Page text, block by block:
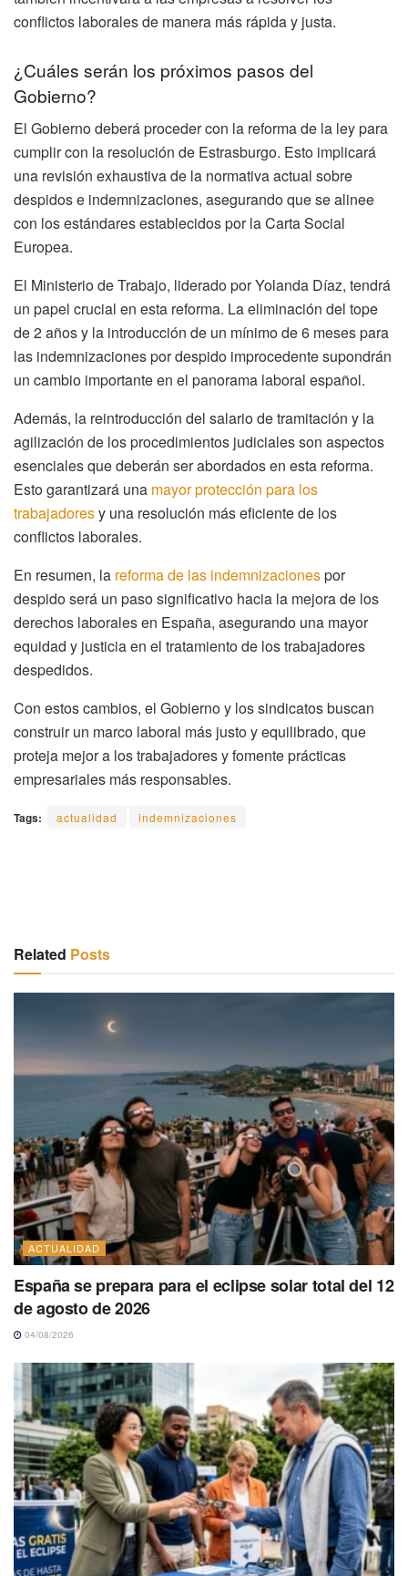
conflictos laborales de manera más rápida y justa.
¿Cuáles serán los próximos pasos del
Gobierno?
El Gobierno deberá proceder con la reforma de la ley para
cumplir con la resolución de Estrasburgo. Esto implicará
una revisión exhaustiva de la normativa actual sobre
despidos e indemnizaciones, asegurando que se alinee
con los estándares establecidos por la Carta Social
Europea.
El Ministerio de Trabajo, liderado por Yolanda Díaz, tendrá
un papel crucial en esta reforma. La eliminación del tope
de 2 años y la introducción de un mínimo de 6 meses para
las indemnizaciones por despido improcedente supondrán
un cambio importante en el panorama laboral español.
Además, la reintroducción del salario de tramitación y la
agilización de los procedimientos judiciales son aspectos
esenciales que deberán ser abordados en esta reforma.
Esto garantizará una mayor protección para los
trabajadoresy una resolución más eficiente de los
conflictos laborales.
En resumen, la reforma de las indemnizacionespor
despido será un paso significativo hacia la mejora de los
derechos laborales en España, asegurando una mayor
equidad y justicia en el tratamiento de los trabajadores
despedidos.
Con estos cambios, el Gobierno y los sindicatos buscan
construir un marco laboral más justo y equilibrado, que
proteja mejor a los trabajadores y fomente prácticas
empresariales más responsables.
Tags: actualidad indemnizaciones
Related Posts
ACTUALIDAD
España se prepara para el eclipse solar total del 12
de agosto de 2026
04/08/2026